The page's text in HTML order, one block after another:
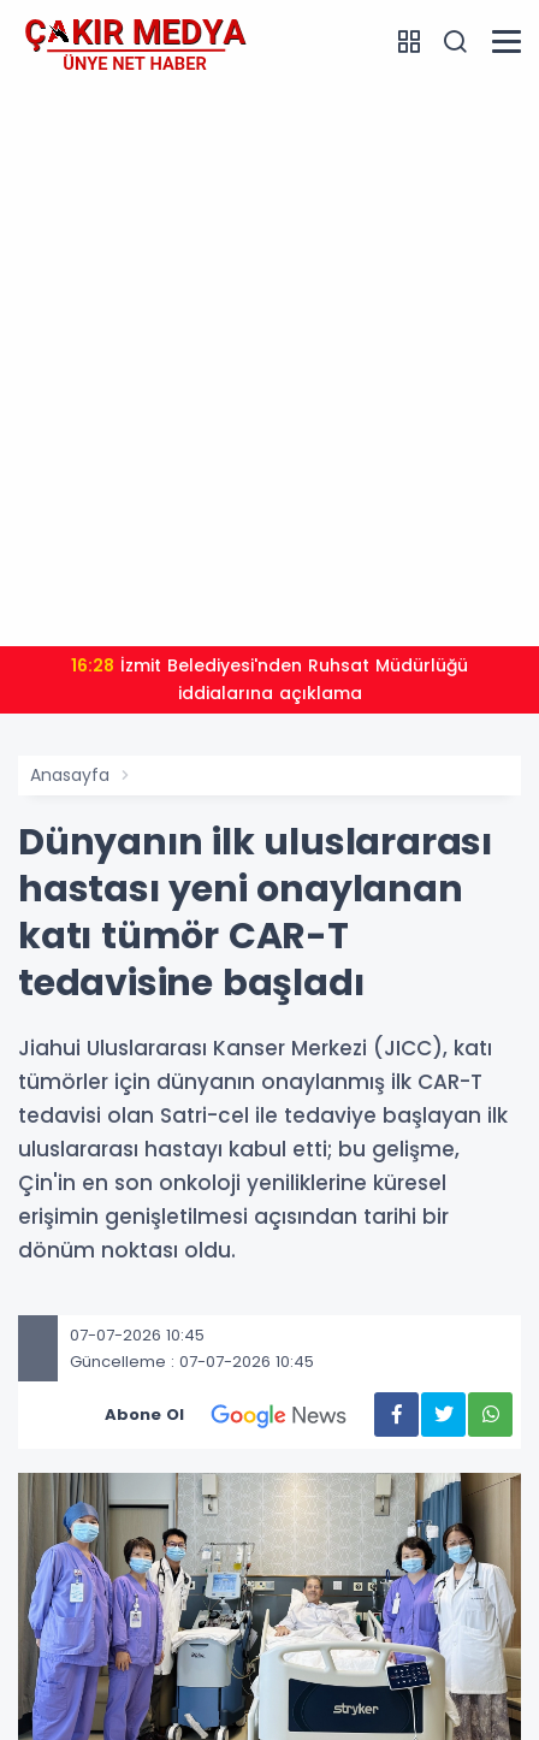
16:28
iddialarına açıklama
Anasayfa
Dünyanın ilk uluslararası
hastası yeni onaylanan
katı tümör CAR-T
tedavisine başladı
Jiahui Uluslararası Kanser Merkezi (JICC), katı
tümörler için dünyanın onaylanmış ilk CAR-T
tedavisi olan Satri-cel ile tedaviye başlayan ilk
uluslararası hastayı kabul etti; bu gelişme,
Çin'in en son onkoloji yeniliklerine küresel
erişimin genişletilmesi açısından tarihi bir
dönüm noktası oldu.
07-07-2026 10:45
Güncelleme : 07-07-2026 10:45
Abone Ol